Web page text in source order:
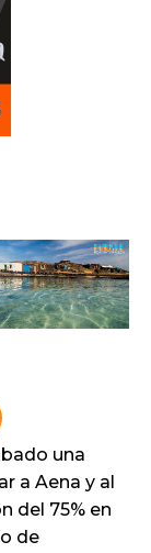
una
a Aena y al
del 75% en
de